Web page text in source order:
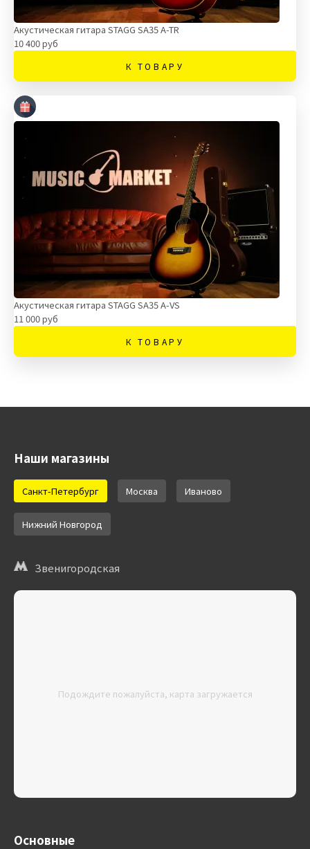
Акустическая гитара STAGG SA35 A-TR
10 400 руб
К ТОВАРУ
Акустическая гитара STAGG SA35 A-VS
11 000 руб
К ТОВАРУ
Наши магазины
Санкт-Петербург Москва Иваново
Нижний Новгород
Звенигородская
Подождите пожалуйста, карта загружается
Основные